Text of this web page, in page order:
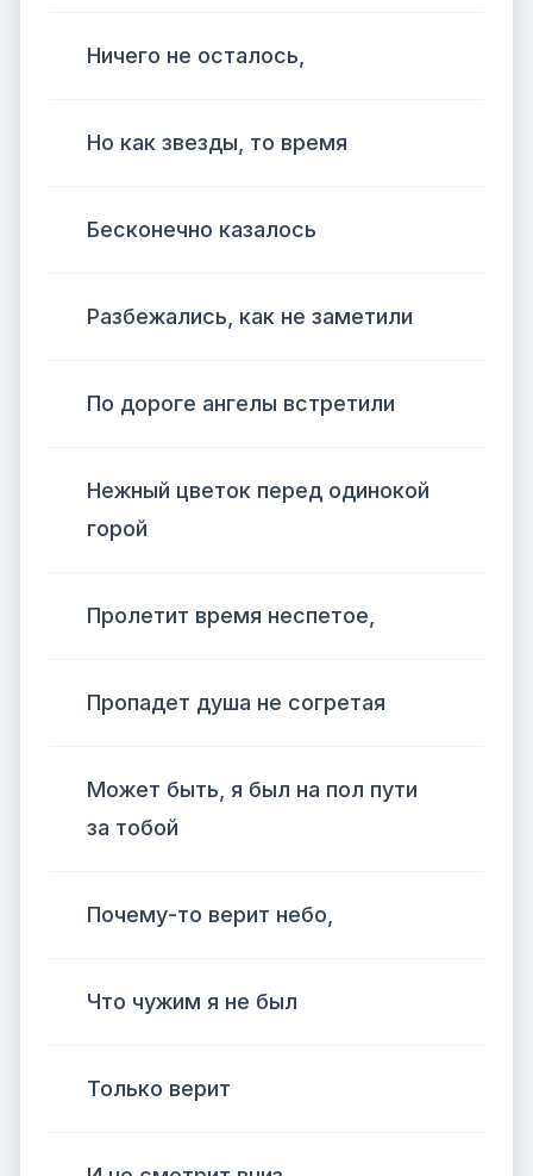
Ничего не осталось,
Но как звезды, то время
Бесконечно казалось
Разбежались, как не заметили
По дороге ангелы встретили
Нежный цветок перед одинокой
горой
Пролетит время неспетое,
Пропадет душа не согретая
Может быть, я был на пол пути
за тобой
Почему-то верит небо,
Что чужим я не был
Только верит